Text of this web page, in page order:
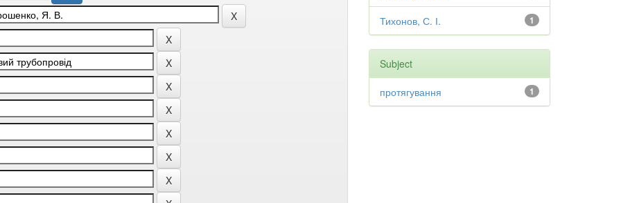
1
Тихонов, С. І.
Subject
1
протягування